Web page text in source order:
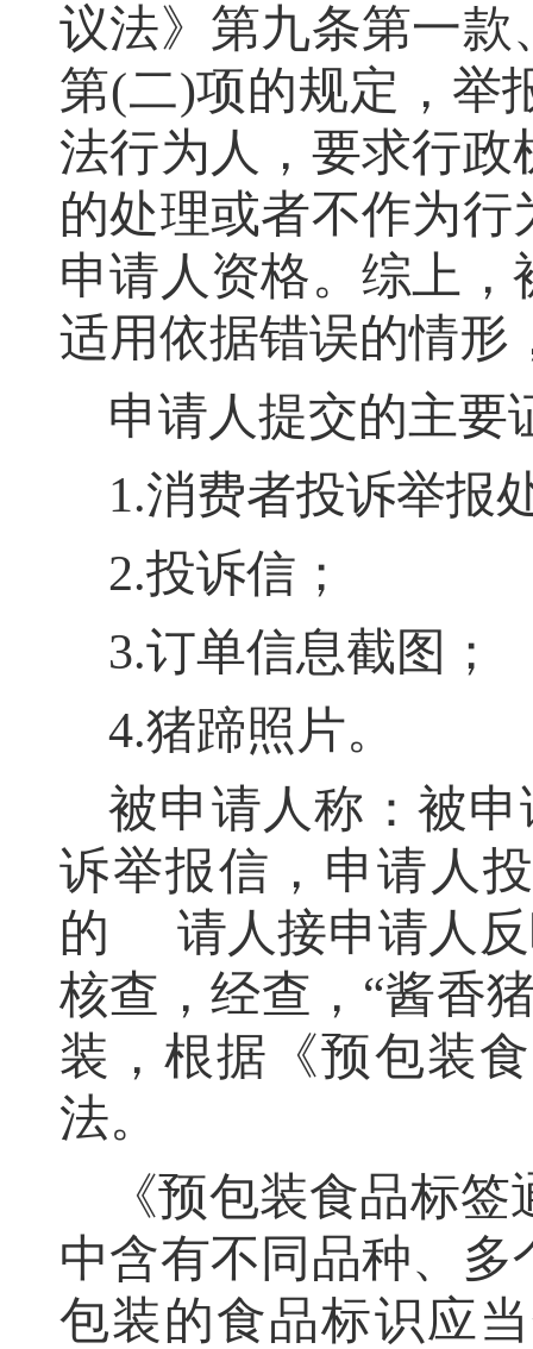
议法》第九条第一
第(二)项的规定 ， 举
法行为人，要求行政
的处理或者不作为
申请人资格。 综上，
适用依据错误的情形
申请人提交的主要
1.消费者投诉举报
2.投诉信 ；
3.订单信息截图 ；
4.猪蹄照片。
被申请人称： 被申
诉举报信 ， 申请人
的
请人接申请人
核查 ，经查，“酱香
装 ，根据《预包装
法。
《预包装食品标
中含有不同品种、
包装的食品标识应